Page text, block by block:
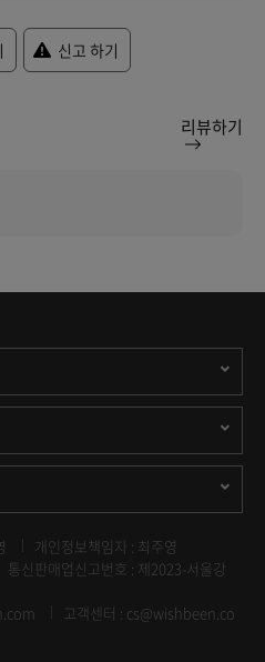
신고 하기
리뷰하기
개인정보책임자 : 최주영
통신판매업신고번호 : 제2023-서울강
고객센터 : cs@wishbeen.co